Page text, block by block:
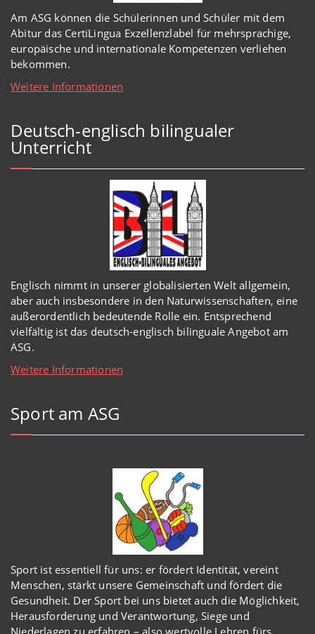
Am ASG können die Schülerinnen und Schüler mit dem
Abitur das CertiLingua Exzellenzlabel für mehrsprachige,
europäische und internationale Kompetenzen verliehen
bekommen.
Weitere Informationen
Deutsch-englisch bilingualer
Unterricht
Englisch nimmt in unserer globalisierten Welt allgemein,
aber auch insbesondere in den Naturwissenschaften, eine
außerordentlich bedeutende Rolle ein. Entsprechend
vielfältig ist das deutsch-englisch bilinguale Angebot am
ASG.
Weitere Informationen
Sport am ASG
Sport ist essentiell für uns: er fördert Identität, vereint
Menschen, stärkt unsere Gemeinschaft und fördert die
Gesundheit. Der Sport bei uns bietet auch die Möglichkeit,
Herausforderung und Verantwortung, Siege und
Niederlagen zu erfahren – also wertvolle Lehren fürs